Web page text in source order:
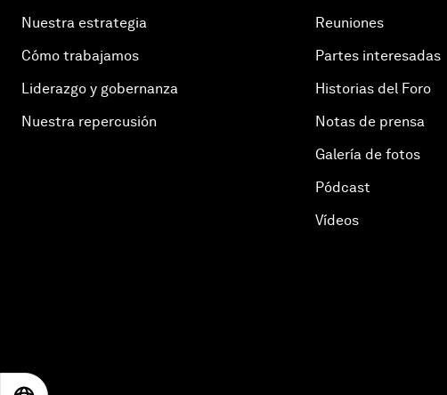
Nuestra estrategia
Cómo trabajamos
Liderazgo y gobernanza
Nuestra repercusión
Reuniones
Partes interesadas
Historias del Foro
Notas de prensa
Galería de fotos
Pódcast
Vídeos